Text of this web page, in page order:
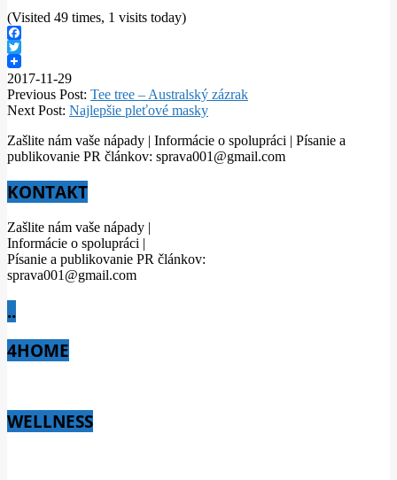
(Visited 49 times, 1 visits today)
Facebook
Twitter
2017-11-29
Previous Post: Tee tree – Australský zázrak
Next Post: Najlepšie pleťové masky
Zašlite nám vaše nápady | Informácie o spolupráci | Písanie a
publikovanie PR článkov: sprava001@gmail.com
KONTAKT
Zašlite nám vaše nápady |
Informácie o spolupráci |
Písanie a publikovanie PR článkov:
sprava001@gmail.com
..
4HOME
WELLNESS